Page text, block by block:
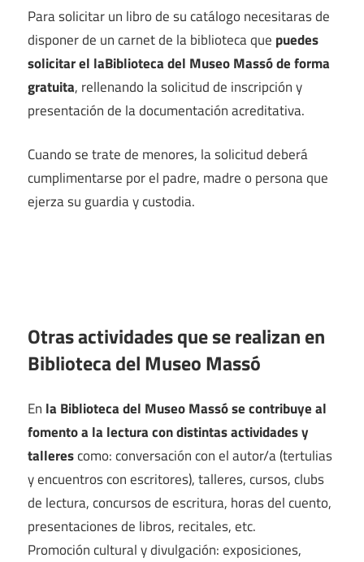
Para solicitar un libro de su catálogo necesitaras de
disponer de un carnet de la biblioteca que puedes
solicitar el laBiblioteca del Museo Massó de forma
gratuita, rellenando la solicitud de inscripción y
presentación de la documentación acreditativa.
Cuando se trate de menores, la solicitud deberá
cumplimentarse por el padre, madre o persona que
ejerza su guardia y custodia.
Otras actividades que se realizan en
Biblioteca del Museo Massó
En la Biblioteca del Museo Massó se contribuye al
fomento a la lectura con distintas actividades y
tallerescomo: conversación con el autor/a (tertulias
y encuentros con escritores), talleres, cursos, clubs
de lectura, concursos de escritura, horas del cuento,
presentaciones de libros, recitales, etc.
Promoción cultural y divulgación: exposiciones,